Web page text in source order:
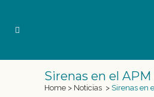
Sirenas en el APM
Home > Noticias > Sirenas en